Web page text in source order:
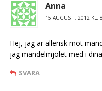
Anna
15 AUGUSTI, 2012 KL.
Hej, jag är allerisk mot
jag mandelmjölet med i
SVARA